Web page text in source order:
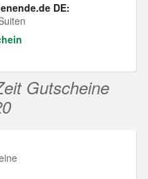
DE:
Gutscheine